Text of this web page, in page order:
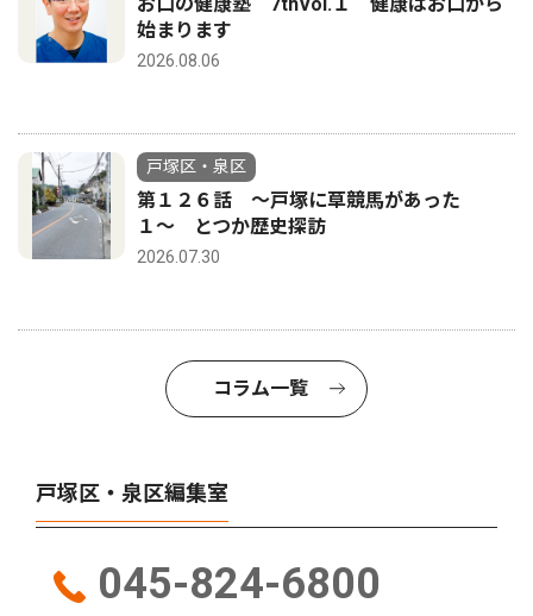
お口の健康塾 7thVol.１ 健康はお口から
始まります
2026.08.06
戸塚区・泉区
第１２６話 〜戸塚に草競馬があった
１〜 とつか歴史探訪
2026.07.30
コラム一覧
戸塚区・泉区編集室
045-824-6800